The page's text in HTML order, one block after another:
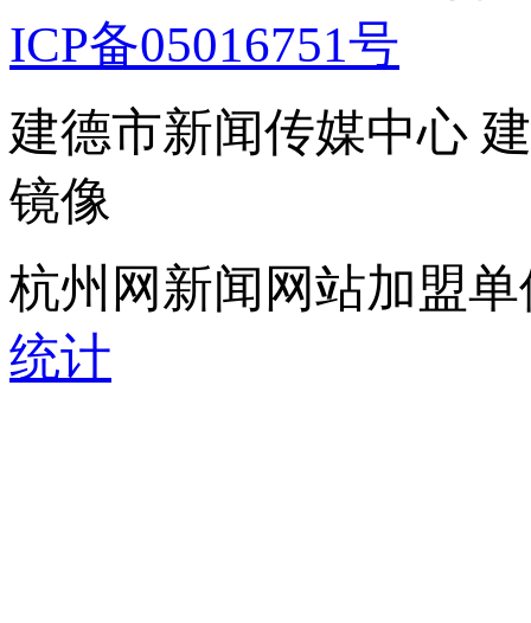
ICP备05016751号
建德市新闻传媒中心
镜像
杭州网新闻网站加盟
统计